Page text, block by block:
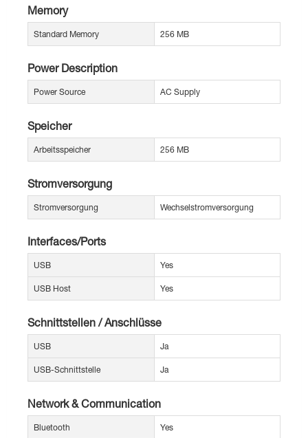
Memory
Standard Memory 256 MB
Power Description
Power Source AC Supply
Speicher
Arbeitsspeicher 256 MB
Stromversorgung
Stromversorgung Wechselstromversorgung
Interfaces/Ports
USB Yes
USB Host Yes
Schnittstellen / Anschlüsse
USB Ja
USB-Schnittstelle Ja
Network & Communication
Bluetooth Yes